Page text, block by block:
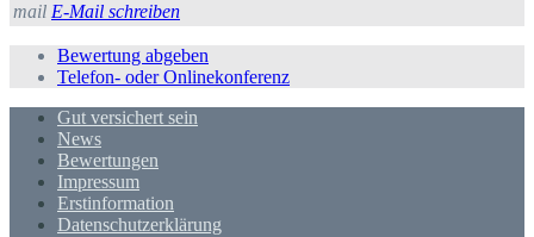
mail E-Mail schreiben
Bewertung abgeben
Telefon- oder Onlinekonferenz
Gut versichert sein
News
Bewertungen
Impressum
Erstinformation
Datenschutzerklärung